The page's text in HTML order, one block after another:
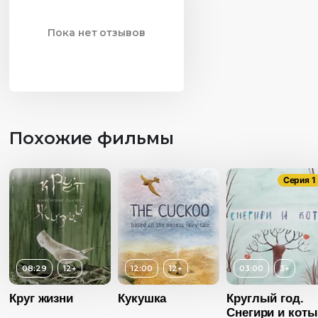
Пока нет отзывов
Похожие фильмы
08:29 12+
Круг жизни
12:00 12+
Кукушка
Серия 1
03:00 3+
Круглый год.
Снегири и коты